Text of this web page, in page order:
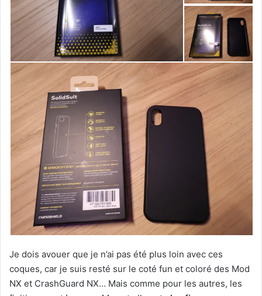
Je dois avouer que je n’ai pas été plus loin avec ces
coques, car je suis resté sur le coté fun et coloré des Mod
NX et CrashGuard NX… Mais comme pour les autres, les